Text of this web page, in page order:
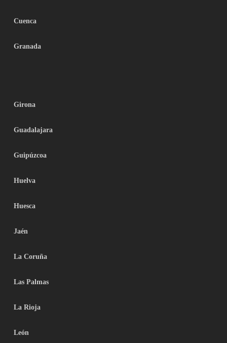
Cuenca
Granada
Girona
Guadalajara
Guipúzcoa
Huelva
Huesca
Jaén
La Coruña
Las Palmas
La Rioja
León